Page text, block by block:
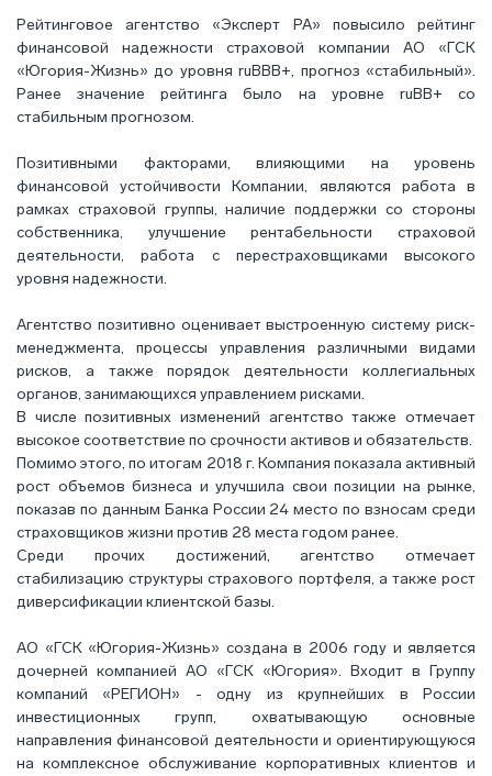
Рейтинговое агентство «Эксперт РА» повысило рейтинг
финансовой надежности страховой компании АО «ГСК
«Югория-Жизнь» до уровня ruBBB+, прогноз «стабильный».
Ранее значение рейтинга было на уровне ruBB+ со
стабильным прогнозом.
Позитивными факторами, влияющими на уровень
финансовой устойчивости Компании, являются работа в
рамках страховой группы, наличие поддержки со стороны
собственника, улучшение рентабельности страховой
деятельности, работа с перестраховщиками высокого
уровня надежности.
Агентство позитивно оценивает выстроенную систему риск-
менеджмента, процессы управления различными видами
рисков, а также порядок деятельности коллегиальных
органов, занимающихся управлением рисками.
В числе позитивных изменений агентство также отмечает
высокое соответствие по срочности активов и обязательств.
Помимо этого, по итогам 2018 г. Компания показала активный
рост объемов бизнеса и улучшила свои позиции на рынке,
показав по данным Банка России 24 место по взносам среди
страховщиков жизни против 28 места годом ранее.
Среди прочих достижений, агентство отмечает
стабилизацию структуры страхового портфеля, а также рост
диверсификации клиентской базы.
АО «ГСК «Югория-Жизнь» создана в 2006 году и является
дочерней компанией АО «ГСК «Югория». Входит в Группу
компаний «РЕГИОН» - одну из крупнейших в России
инвестиционных групп, охватывающую основные
направления финансовой деятельности и ориентирующуюся
на комплексное обслуживание корпоративных клиентов и